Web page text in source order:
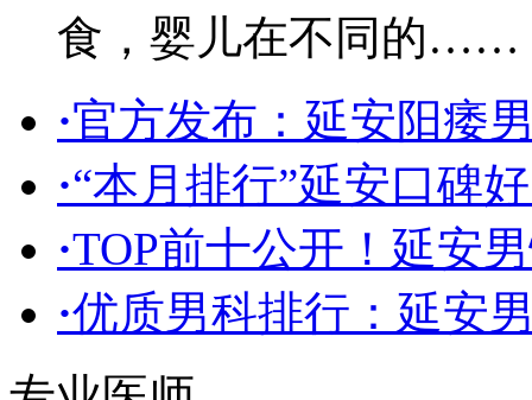
食，婴儿在不同的……
·官方发布：延安阳痿
·“本月排行”延安口碑
·TOP前十公开！延安
·优质男科排行：延安